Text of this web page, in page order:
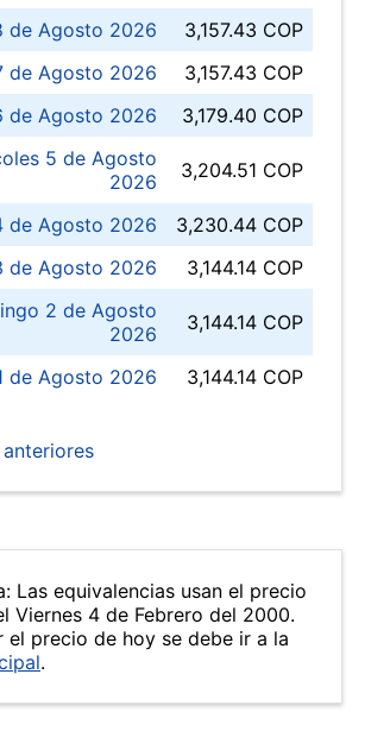
de Agosto 2026
3,157.43 COP
de Agosto 2026
3,157.43 COP
de Agosto 2026
3,179.40 COP
5 de Agosto
2026
3,204.51 COP
de Agosto 2026
3,230.44 COP
de Agosto 2026
3,144.14 COP
2 de Agosto
2026
3,144.14 COP
de Agosto 2026 3,144.14 COP
Las equivalencias usan el precio
Viernes 4 de Febrero del 2000.
el precio de hoy se debe ir a la
.